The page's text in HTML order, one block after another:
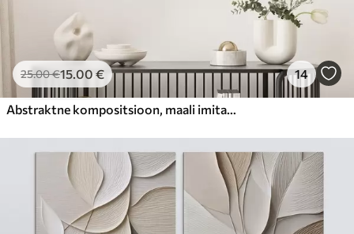
25.00€15.00 € 14
Abstraktne kompositsioon, maali imitatsioon